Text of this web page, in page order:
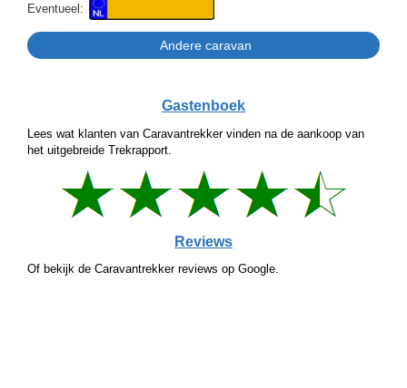
Eventueel:
Gastenboek
Lees wat klanten van Caravantrekker vinden na de aankoop van
het uitgebreide Trekrapport.
Reviews
Of bekijk de Caravantrekker reviews op Google.